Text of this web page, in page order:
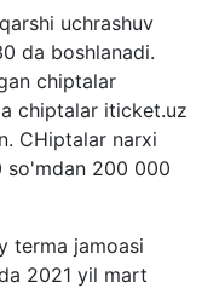
uchrashuv
da boshlanadi.
chiptalar
chiptalar iticket.uz
CHiptalar narxi
200 000
terma jamoasi
2021 yil mart